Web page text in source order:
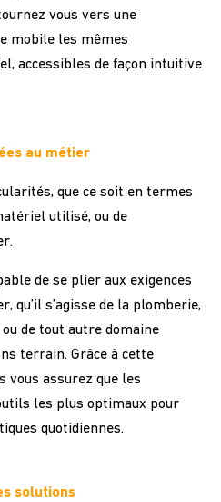
vous vers une
mobile les mêmes
accessibles de façon intuitive
au métier
que ce soit en termes
utilisé, ou de
de se plier aux exigences
qu’il s’agisse de la plomberie,
de tout autre domaine
terrain. Grâce à cette
vous assurez que les
les plus optimaux pour
quotidiennes.
solutions